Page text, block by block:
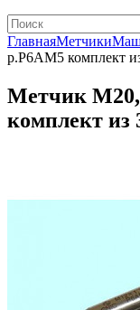
ГлавнаяМетчики
р.Р6АМ5 комплект
Метчик
комплект из